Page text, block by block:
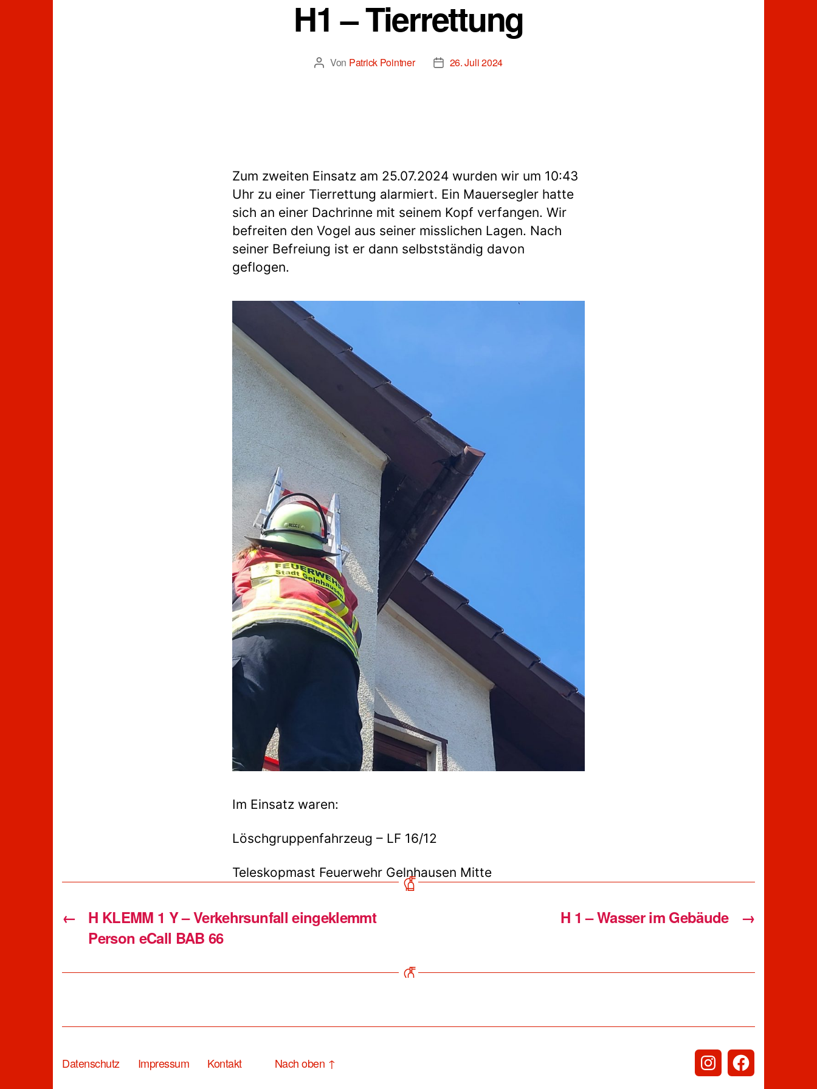
H1 – Tierrettung
Beitragsautor
Von Patrick Pointner Beitragsdatum
26. Juli 2024
Zum zweiten Einsatz am 25.07.2024 wurden wir um 10:43
Uhr zu einer Tierrettung alarmiert. Ein Mauersegler hatte
sich an einer Dachrinne mit seinem Kopf verfangen. Wir
befreiten den Vogel aus seiner misslichen Lagen. Nach
seiner Befreiung ist er dann selbstständig davon
geflogen.
Im Einsatz waren:
Löschgruppenfahrzeug – LF 16/12
Teleskopmast Feuerwehr Gelnhausen Mitte
←
H KLEMM 1 Y – Verkehrsunfall eingeklemmt
Person eCall BAB 66
→
H 1 – Wasser im Gebäude
Datenschutz Impressum Kontakt Nach oben ↑ InstagramFacebook